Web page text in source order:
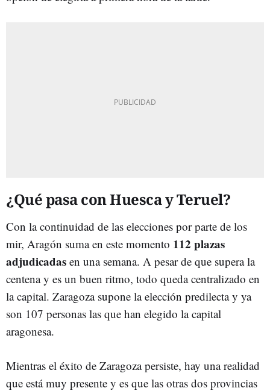
¿Qué pasa con Huesca y Teruel?
Con la continuidad de las elecciones por parte de los
mir, Aragón suma en este momento 112 plazas
adjudicadas en una semana. A pesar de que supera la
centena y es un buen ritmo, todo queda centralizado en
la capital. Zaragoza supone la elección predilecta y ya
son 107 personas las que han elegido la capital
aragonesa.
Mientras el éxito de Zaragoza persiste, hay una realidad
que está muy presente y es que las otras dos provincias